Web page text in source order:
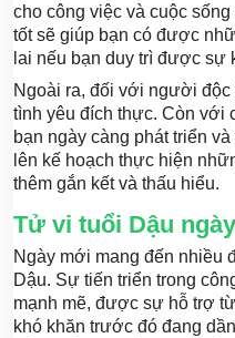
cho công việc và cuộc
tốt sẽ giúp bạn có được
lai nếu bạn duy trì được sự
Ngoài ra, đối với người
tình yêu đích thực. Còn với
bạn ngày càng phát triển
lên kế hoạch thực hiện
thêm gắn kết và thấu hiểu.
Tử vi tuổi Dậu
Ngày mới mang đến nhiều
Dậu. Sự tiến triển trong
mạnh mẽ, được sự hỗ trợ
khó khăn trước đó đang